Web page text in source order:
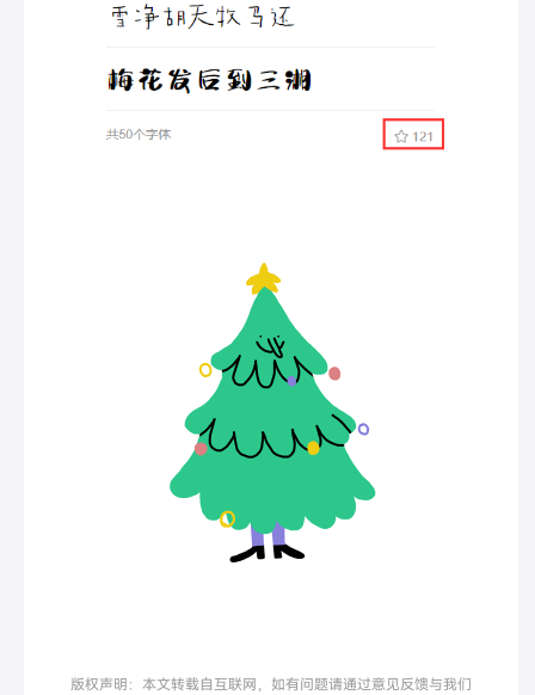
版权声明：本文转载自互联网，如有问题请通过意见反馈与我们